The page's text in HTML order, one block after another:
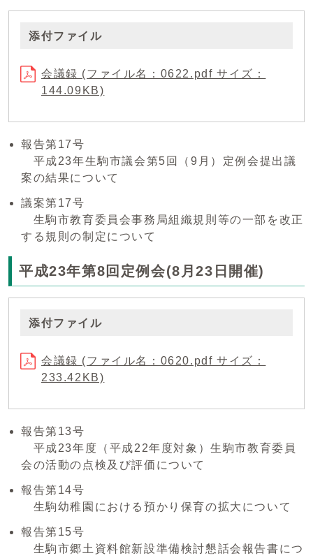
添付ファイル
会議録 (ファイル名：0622.pdf サイズ：
144.09KB)
報告第17号
平成23年生駒市議会第5回（9月）定例会提出議
案の結果について
議案第17号
生駒市教育委員会事務局組織規則等の一部を改正
する規則の制定について
平成23年第8回定例会(8月23日開催)
添付ファイル
会議録 (ファイル名：0620.pdf サイズ：
233.42KB)
報告第13号
平成23年度（平成22年度対象）生駒市教育委員
会の活動の点検及び評価について
報告第14号
生駒幼稚園における預かり保育の拡大について
報告第15号
生駒市郷土資料館新設準備検討懇話会報告書につ